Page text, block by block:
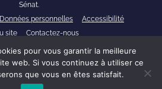
Sénat.
Données personnelles
Accessibilité
site
Contactez-nous
Découvrez les
podcasts de
Public Sénat
00:00 1x
pour vous garantir la meilleure
web. Si vous continuez à utiliser ce
que vous en êtes satisfait.